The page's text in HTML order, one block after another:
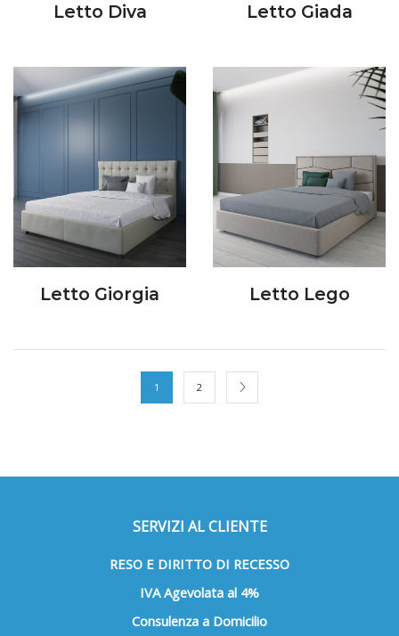
Letto Diva Letto Giada
Letto Giorgia Letto Lego
1 2
SERVIZI AL CLIENTE
RESO E DIRITTO DI RECESSO
IVA Agevolata al 4%
Consulenza a Domicilio